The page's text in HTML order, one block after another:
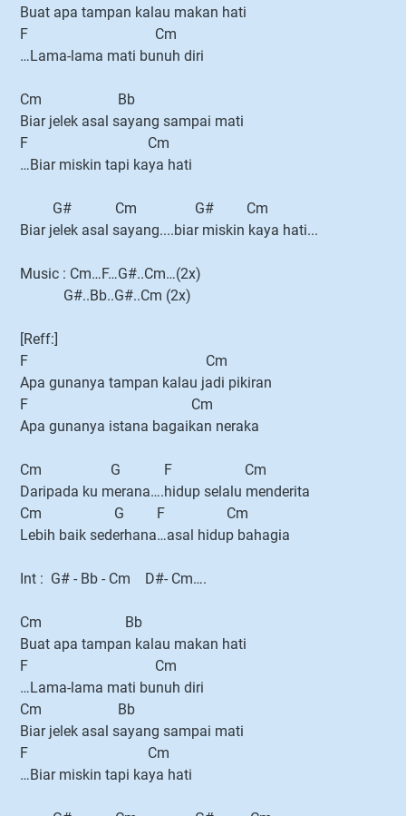
Buat apa tampan kalau makan hati
F Cm
…Lama-lama mati bunuh diri
Cm Bb
Biar jelek asal sayang sampai mati
F Cm
…Biar miskin tapi kaya hati
G# Cm G# Cm
Biar jelek asal sayang....biar miskin kaya hati...
Music : Cm…F…G#..Cm…(2x)
G#..Bb..G#..Cm (2x)
[Reff:]
F Cm
Apa gunanya tampan kalau jadi pikiran
F Cm
Apa gunanya istana bagaikan neraka
Cm G F Cm
Daripada ku merana….hidup selalu menderita
Cm G F Cm
Lebih baik sederhana…asal hidup bahagia
Int : G# - Bb - Cm D#- Cm….
Cm Bb
Buat apa tampan kalau makan hati
F Cm
…Lama-lama mati bunuh diri
Cm Bb
Biar jelek asal sayang sampai mati
F Cm
…Biar miskin tapi kaya hati